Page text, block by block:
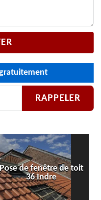
de fenêtre de toit
36 Indre